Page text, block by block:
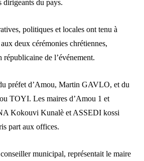
dirigeants du pays.
politiques et locales ont tenu à
deux cérémonies chrétiennes,
de l’événement.
préfet d’Amou, Martin GAVLO, et du
TOYI. Les maires d’Amou 1 et
Kokouvi Kunalè et ASSEDI kossi
part aux offices.
municipal, représentait le maire